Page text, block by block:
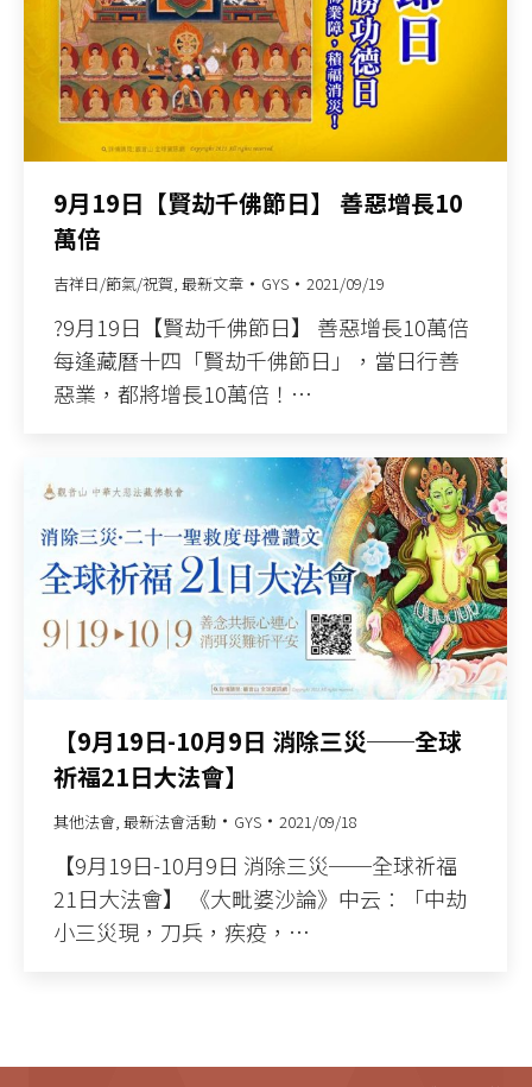
9月19日【賢劫千佛節日】 善惡增長10
萬倍
吉祥日/節氣/祝賀, 最新文章 GYS 2021/09/19
?9月19日【賢劫千佛節日】 善惡增長10萬倍
每逢藏曆十四「賢劫千佛節日」，當日行善
惡業，都將增長10萬倍！…
【9月19日-10月9日 消除三災──全球
祈福21日大法會】
其他法會 最新法會活動 GYS 2021/09/18
【9月19日-10月9日 消除三災──全球祈福
21日大法會】 《大毗婆沙論》中云︰「中劫
小三災現，刀兵，疾疫，…